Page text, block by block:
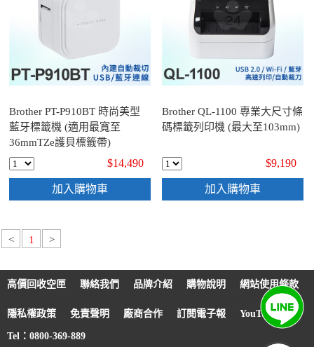
Brother PT-P910BT 時尚美型
藍牙標籤機 (適用最寬至
36mmTZe護貝標籤帶)
$14,490
加入購物車
Brother QL-1100 專業大尺寸條
碼標籤列印機 (最大至103mm)
$9,190
加入購物車
< 1 >
高價回收空匣 聯絡我們 品牌介紹 購物說明 網站使用條款
隱私權政策 免責聲明 廠商合作 訂閱電子報 YouTube
Tel：0800-369-889